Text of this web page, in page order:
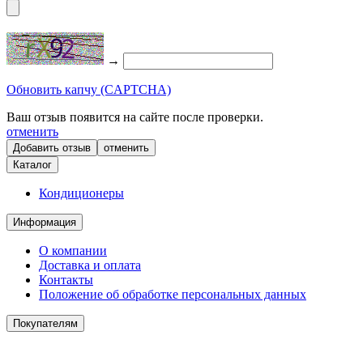
→
Обновить капчу (CAPTCHA)
Ваш отзыв появится на сайте после проверки.
отменить
отменить
Каталог
Кондиционеры
Информация
О компании
Доставка и оплата
Контакты
Положение об обработке персональных данных
Покупателям